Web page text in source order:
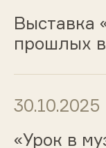
Выставка
прошлых
30.10.2025
«Урок в